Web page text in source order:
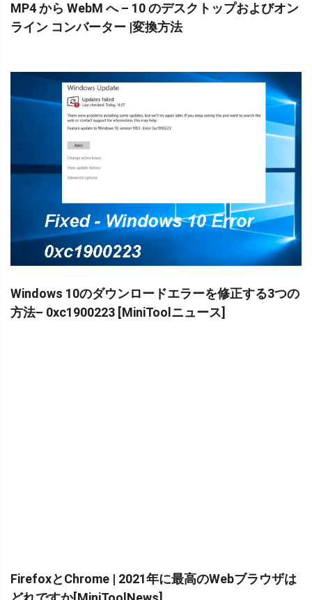
MP4 から WebM へ – 10 のデスクトップおよびオン
ライン コンバーター |変換方法
Windows 10のダウンロードエラーを修正する3つの
方法– 0xc1900223 [MiniToolニュース]
FirefoxとChrome | 2021年に最高のWebブラウザは